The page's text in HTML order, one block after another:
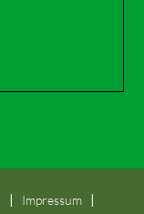
Impressum